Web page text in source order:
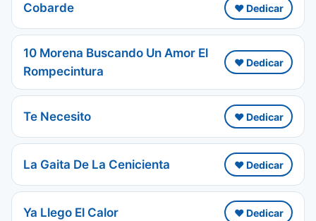
Cobarde ❤️ Dedicar
10 Morena Buscando Un Amor El
Rompecintura
❤️ Dedicar
Te Necesito ❤️ Dedicar
La Gaita De La Cenicienta ❤️ Dedicar
Ya Llego El Calor ❤️ Dedicar